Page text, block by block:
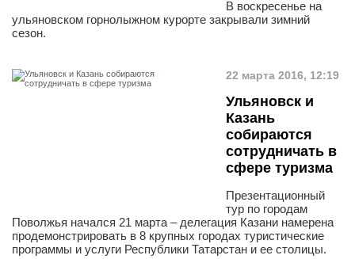
В воскресенье на
ульяновском горнолыжном курорте закрывали зимний
сезон.
22 марта 2016, 12:19
Ульяновск и
Казань
собираются
сотрудничать в
сфере туризма
Презентационный
тур по городам
Поволжья начался 21 марта – делегация Казани намерена
продемонстрировать в 8 крупных городах туристические
программы и услуги Республики Татарстан и ее столицы.